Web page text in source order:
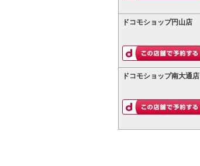
ドコモショップ円山店
ドコモショップ南大通店